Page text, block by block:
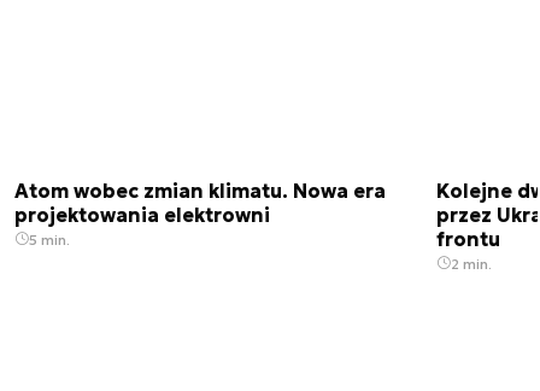
Atom wobec zmian klimatu. Nowa era
projektowania elektrowni
5 min.
Kolejne
przez
frontu
2 min.